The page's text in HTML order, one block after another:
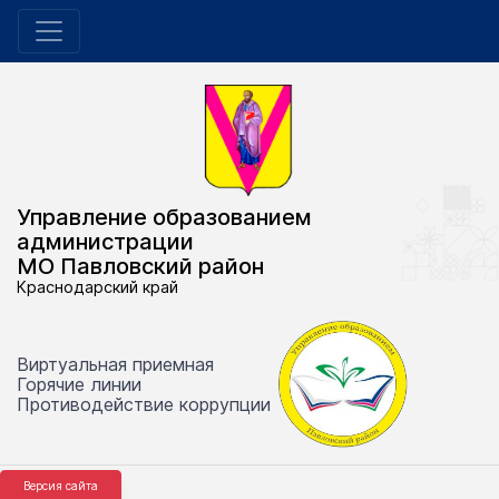
Версия сайта
Управление образованием
администрации
МО Павловский район
Краснодарский край
Виртуальная приемная
Горячие линии
Противодействие коррупции